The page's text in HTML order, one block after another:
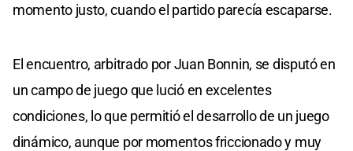
momento justo, cuando el partido parecía escaparse.
El encuentro, arbitrado por Juan Bonnin, se disputó en
un campo de juego que lució en excelentes
condiciones, lo que permitió el desarrollo de un juego
dinámico, aunque por momentos friccionado y muy